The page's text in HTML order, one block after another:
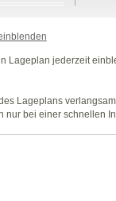
Lageplan jederzeit
Lageplans
nur bei einer schnellen